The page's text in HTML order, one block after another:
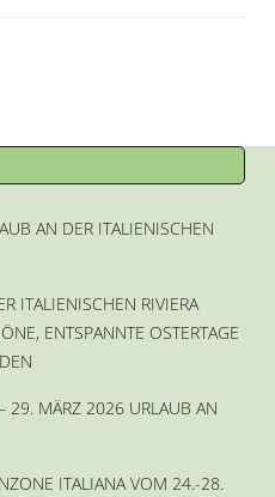
AN DER ITALIENISCHEN
ITALIENISCHEN RIVIERA
ENTSPANNTE OSTERTAGE
29. MÄRZ 2026 URLAUB AN
ITALIANA VOM 24.-28.